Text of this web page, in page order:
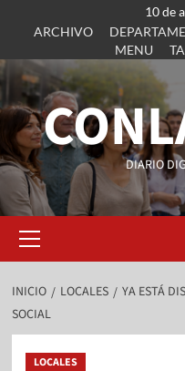
10 de
ARCHIVO
MENU
DIARIO
INICIO LOCALES
YA ESTÁ
SOCIAL
LOCALES